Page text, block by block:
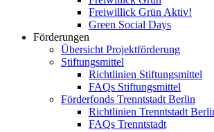
Freiwillick Grün Aktiv!
Green Social Days
Förderungen
Übersicht Projektförderung
Stiftungsmittel
Richtlinien Stiftungsmittel
FAQs Stiftungsmittel
Förderfonds Trenntstadt Berlin
Richtlinien Trenntstadt
FAQs Trenntstadt